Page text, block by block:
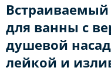
для ванны с
душевой
лейкой и